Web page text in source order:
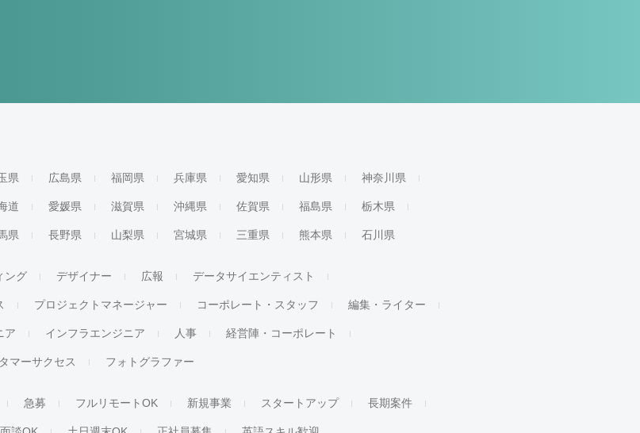
県 広島県 福岡県 兵庫県 愛知県 山形県 神奈川県
道 愛媛県 滋賀県 沖縄県 佐賀県 福島県 栃木県
県 長野県 山梨県 宮城県 三重県 熊本県 石川県
ング デザイナー 広報 データサイエンティスト
プロジェクトマネージャー コーポレート・スタッフ 編集・ライター
ア インフラエンジニア 人事 経営陣・コーポレート
マーサクセス フォトグラファー
急募 フルリモートOK 新規事業 スタートアップ 長期案件